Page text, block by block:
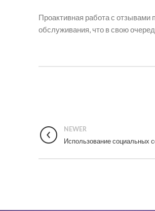
Проактивная работа с отзывами
обслуживания, что в свою
NEWER
Использование социальных